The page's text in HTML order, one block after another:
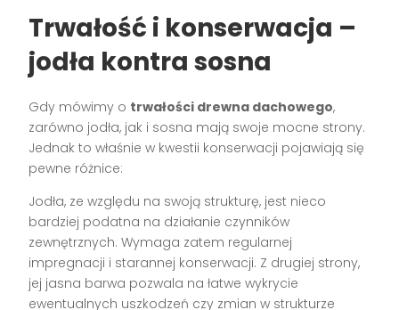
Trwałość i konserwacja –
jodła kontra sosna
Gdy mówimy o trwałości drewna dachowego,
zarówno jodła, jak i sosna mają swoje mocne strony.
Jednak to właśnie w kwestii konserwacji pojawiają się
pewne różnice:
Jodła, ze względu na swoją strukturę, jest nieco
bardziej podatna na działanie czynników
zewnętrznych. Wymaga zatem regularnej
impregnacji i starannej konserwacji. Z drugiej strony,
jej jasna barwa pozwala na łatwe wykrycie
ewentualnych uszkodzeń czy zmian w strukturze